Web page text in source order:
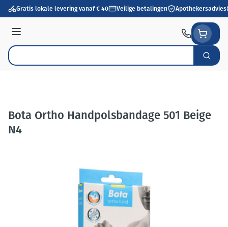
Ga naar de inhoud
Gratis lokale levering vanaf € 40 Veilige betalingen Apothekersadvies
Menu
Product, merk, categorie... Zoek
Bota Ortho Handpolsbandage 501 Beige
N4